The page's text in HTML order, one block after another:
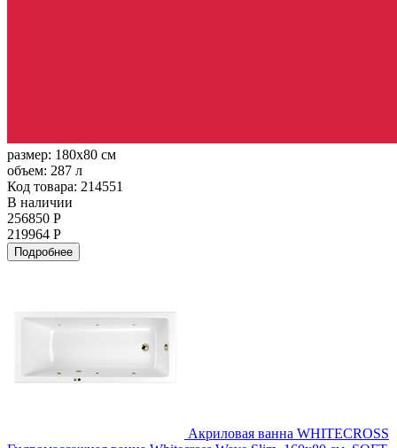
размер: 180x80 см
объем: 287 л
Код товара: 214551
В наличии
256850 Р
219964 Р
Подробнее
Акриловая ванна WHITECROSS